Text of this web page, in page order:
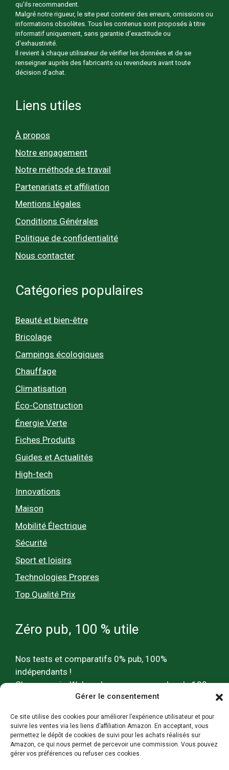
Gérer le consentement
Ce site utilise des cookies pour améliorer l’expérience utilisateur et pour
suivre les ventes via les liens d’affiliation Amazon. En acceptant, vous
permettez le dépôt de cookies de suivi pour les achats réalisés sur
Amazon, ce qui nous permet de percevoir une commission. Vous pouvez
gérer vos préférences ou refuser ces cookies.
qu’ils recommandent.
Malgré notre rigueur, le site peut contenir des erreurs, omissions ou
informations obsolètes. Tous les contenus sont proposés à titre
informatif uniquement, sans garantie d'exactitude ou
d'exhaustivité.
Il revient à chaque utilisateur de vérifier les données et de se
renseigner auprès des fabricants ou revendeurs avant toute
décision d’achat.
Liens utiles
À propos
Notre engagement
Notre méthode de travail
Partenariats et affiliation
Mentions légales
Conditions Générales
Politique de confidentialité
Nous contacter
Catégories populaires
Beauté et bien-être
Bricolage
Campings écologiques
Chauffage
Climatisation
Éco-Construction
Énergie Verte
Fiches Produits
Guides et Actualités
High-tech
Innovations
Maison
Mobilité Électrique
Sécurité
Sport et loisirs
Technologies Propres
Top Qualité Prix
Zéro pub, 100 % utile
Nos tests et comparatifs 0% pub, 100%
indépendants !
Chaque mois, Webecolo accompagne plus de 100
000 personnes dans leurs choix de produits et
plus durable.